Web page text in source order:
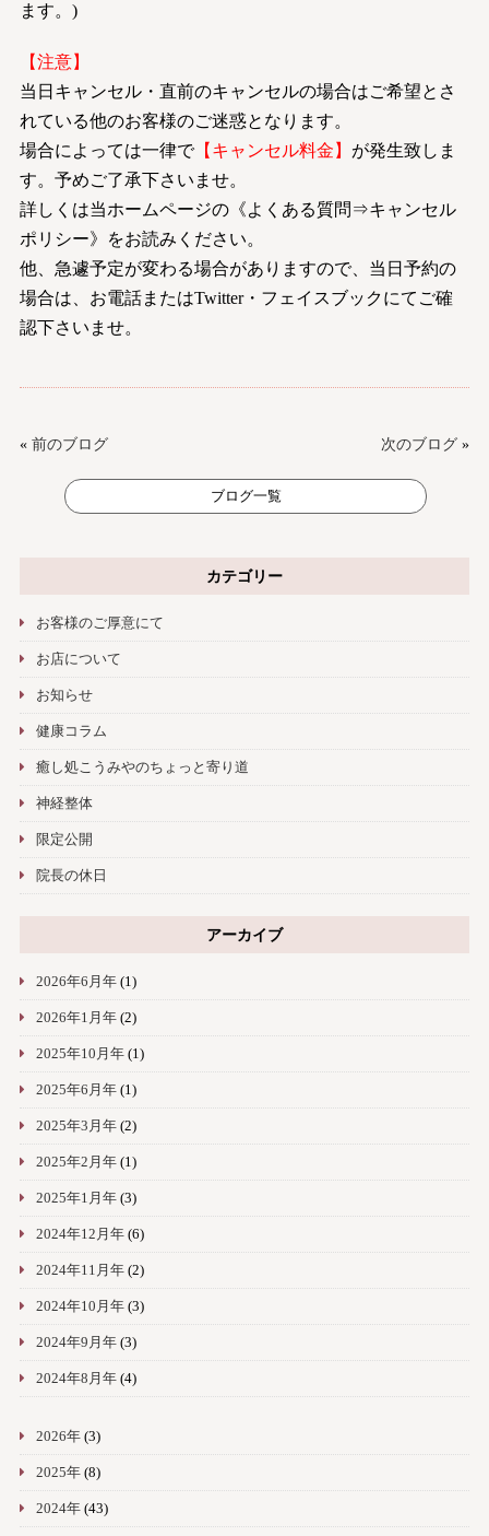
ます。)
【注意】
当日キャンセル・直前のキャンセルの場合はご希望とさ
れている他のお客様のご迷惑となります。
場合によっては一律で【キャンセル料金】 が発生致しま
す。予めご了承下さいませ。
詳しくは当ホームページの《よくある質問⇒キャンセル
ポリシー》をお読みください。
他、急遽予定が変わる場合がありますので、当日予約の
場合は、お電話またはTwitter・フェイスブックにてご確
認下さいませ。
« 前のブログ 次のブログ »
ブログ一覧
カテゴリー
お客様のご厚意にて
お店について
お知らせ
健康コラム
癒し処こうみやのちょっと寄り道
神経整体
限定公開
院長の休日
アーカイブ
2026年6月年(1)
2026年1月年(2)
2025年10月年(1)
2025年6月年(1)
2025年3月年(2)
2025年2月年(1)
2025年1月年(3)
2024年12月年(6)
2024年11月年(2)
2024年10月年(3)
2024年9月年(3)
2024年8月年(4)
2026年(3)
2025年(8)
2024年(43)